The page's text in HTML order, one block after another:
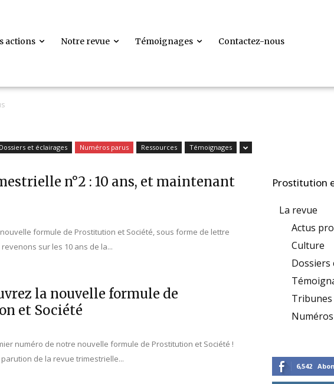
actions Notre revue Témoignages Contactez-nous
Dossiers et éclairages Numéros parus Ressources Témoignages
n°2 : 10 ans, et maintenant
formule de Prostitution et Société, sous forme de lettre
sur les 10 ans de la...
la nouvelle formule de
et Société
numéro de notre nouvelle formule de Prostitution et Société !
de la revue trimestrielle...
Prostitution
La revue
Actus
Culture
Dossiers
6,542